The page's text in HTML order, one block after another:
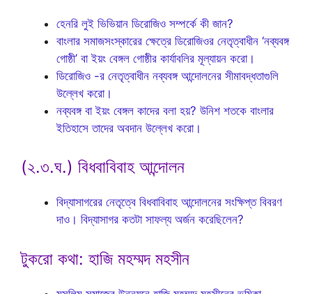
হেনরি লুই ভিভিয়ান ডিরোজিও সম্পর্কে কী জান?
বাংলার সমাজসংস্কারের ক্ষেত্রে ডিরোজিওর নেতৃত্বাধীন ‘নব্যবঙ্গ
গোষ্ঠী’ বা ইয়ং বেঙ্গল গোষ্ঠীর কার্যাবলির মূল্যায়ন করো।
ডিরোজিও -র নেতৃত্বাধীন নব্যবঙ্গ আন্দোলনের সীমাবদ্ধতাগুলি
উল্লেখ করো।
নব্যবঙ্গ বা ইয়ং বেঙ্গল কাদের বলা হয়? উনিশ শতকে বাংলার
ইতিহাসে তাদের অবদান উল্লেখ করো।
(২.৩.ঘ.) বিধবাবিবাহ আন্দোলন
বিদ্যাসাগরের নেতৃত্বে বিধবাবিবাহ আন্দোলনের সংক্ষিপ্ত বিবরণ
দাও। বিদ্যাসাগর কতটা সাফল্য অর্জন করেছিলেন?
টুকরো কথা: হাজি মহম্মদ মহসীন